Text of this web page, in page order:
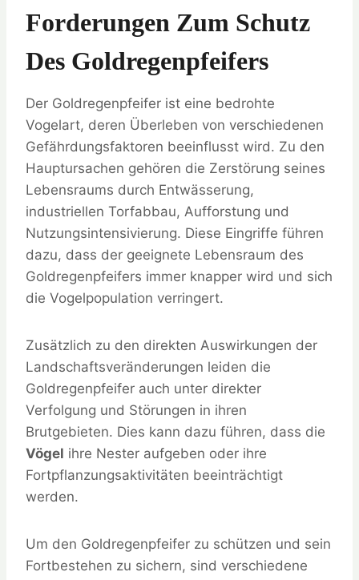
Forderungen Zum Schutz
Des Goldregenpfeifers
Der Goldregenpfeifer ist eine bedrohte
Vogelart, deren Überleben von verschiedenen
Gefährdungsfaktoren beeinflusst wird. Zu den
Hauptursachen gehören die Zerstörung seines
Lebensraums durch Entwässerung,
industriellen Torfabbau, Aufforstung und
Nutzungsintensivierung. Diese Eingriffe führen
dazu, dass der geeignete Lebensraum des
Goldregenpfeifers immer knapper wird und sich
die Vogelpopulation verringert.
Zusätzlich zu den direkten Auswirkungen der
Landschaftsveränderungen leiden die
Goldregenpfeifer auch unter direkter
Verfolgung und Störungen in ihren
Brutgebieten. Dies kann dazu führen, dass die
Vögel ihre Nester aufgeben oder ihre
Fortpflanzungsaktivitäten beeinträchtigt
werden.
Um den Goldregenpfeifer zu schützen und sein
Fortbestehen zu sichern, sind verschiedene